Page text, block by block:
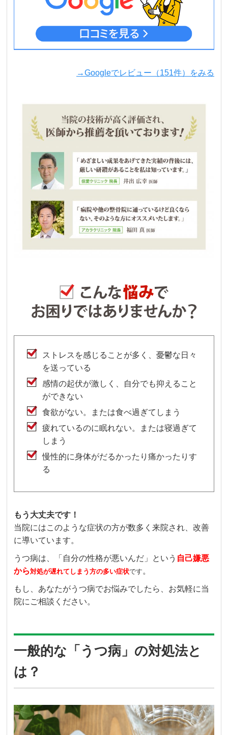
→Googleでレビュー（151件）をみる
ストレスを感じることが多く、憂鬱な日々
を送っている
感情の起伏が激しく、自分でも抑えること
ができない
食欲がない。または食べ過ぎてしまう
疲れているのに眠れない。または寝過ぎて
しまう
慢性的に身体がだるかったり痛かったりす
る
もう大丈夫です！
当院にはこのような症状の方が数多く来院され、改善
に導いています。
うつ病は、「自分の性格が悪いんだ」という 自己嫌悪
から対処が遅れてしまう方の多い症状です 。
もし、あなたがうつ病でお悩みでしたら、お気軽に当
院にご相談ください。
一般的な「うつ病」の対処法と
は？